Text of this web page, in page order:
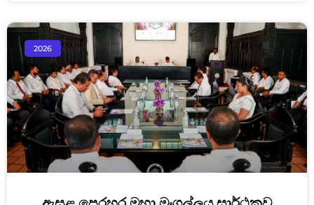
2026